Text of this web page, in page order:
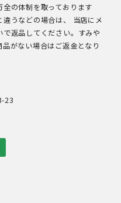
の体制を取っております
うなどの場合は、 当店にメ
返品してください。すみや
がない場合はご返金となり
23